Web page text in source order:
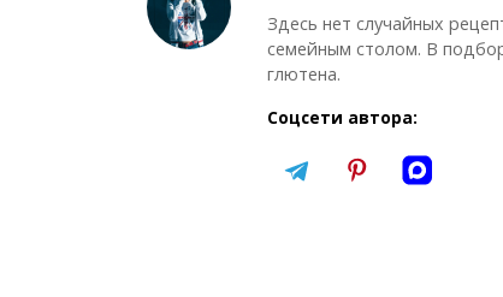
Здесь нет случайных
семейным столом. В
глютена.
Соцсети автора: